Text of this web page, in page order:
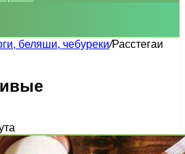
беляши, чебуреки/Расстегаи